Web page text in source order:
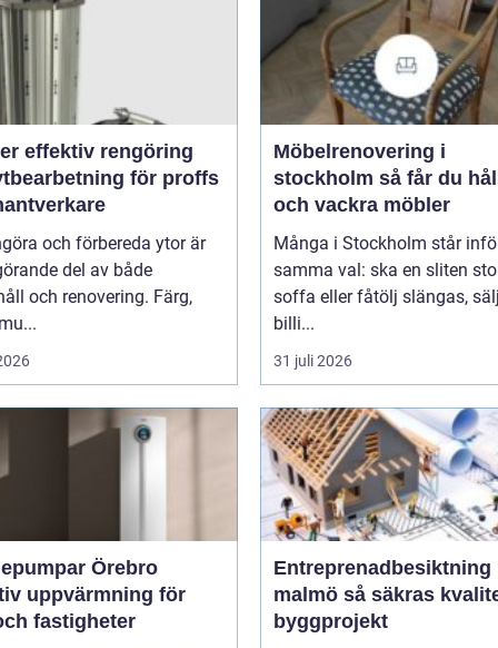
för proffs
och förbereda ytor är
del av både
och renovering. Färg,
Möbelrenovering i
stockholm så får du hållbara
och vackra möbler
Många i Stockholm står
samma val: ska en sliten
soffa eller fåtölj slängas,
billi...
31 juli 2026
Örebro
uppvärmning för
fastigheter
Entreprenadbesiktning
malmö så säkras kvaliteten i
byggprojekt